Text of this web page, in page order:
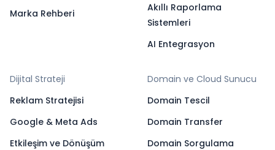
Marka Rehberi
Akıllı Raporlama
Sistemleri
AI Entegrasyon
Dijital Strateji
Reklam Stratejisi
Google & Meta Ads
Etkileşim ve Dönüşüm
Domain ve Cloud Sunucu
Domain Tescil
Domain Transfer
Domain Sorgulama